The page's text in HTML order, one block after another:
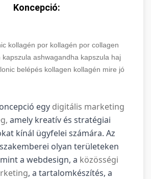
Koncepció:
kollagén por kollagén por collagen
kapszula ashwagandha kapszula haj
belépés kollagen kollagén mire jó
egy digitális marketing
amely kreatív és stratégiai
kínál ügyfelei számára. Az
olyan területeken
a webdesign, a közösségi
, a tartalomkészítés, a